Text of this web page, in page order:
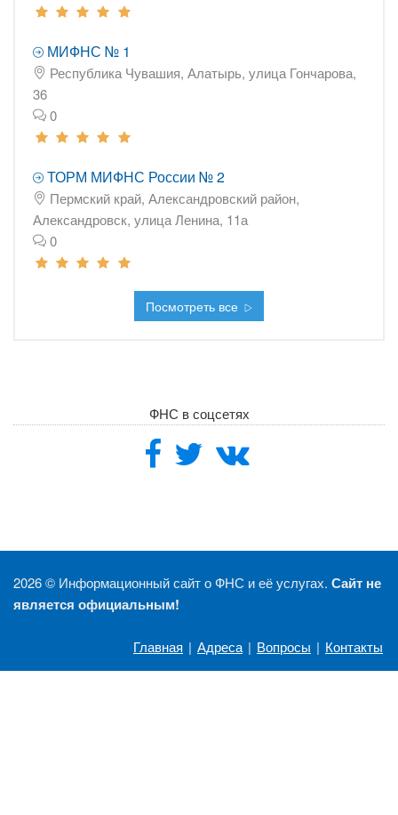
МИФНС № 1
Республика Чувашия, Алатырь, улица Гончарова,
36
0
ТОРМ МИФНС России № 2
Пермский край, Александровский район,
Александровск, улица Ленина, 11а
0
Посмотреть все
ФНС в соцсетях
2026 © Информационный сайт о ФНС и её услугах. Сайт не
является официальным!
Главная | Адреса | Вопросы | Контакты